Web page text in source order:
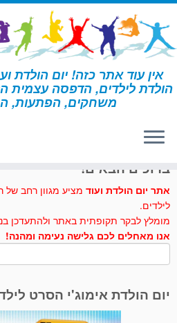
דלג
לתוכן
אין עוד אתר כזה! יום הולדת
הולדת לילדים, הדפסה עצמית
משחקים, הפתעות, דף הבית » יום הולדת לפי נושא » יום
ברוכים הבאים!
אתר יום הולדת ועוד מציע מגוון רחב של
לילדים.
מומלץ לבקר תקופתית באתר ולהתעדכן
אנו מאחלים לכם גלישה נעימה ומהנה!
יום הולדת אימוג'י הסרט